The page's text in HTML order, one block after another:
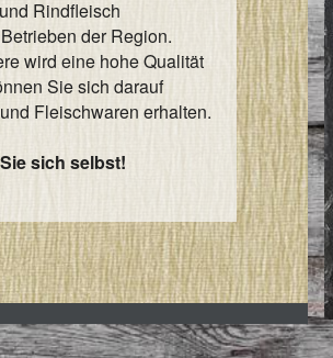
Rindfleisch
der Region.
wird eine hohe Qualität
Sie sich darauf
Fleischwaren erhalten.
sich selbst!